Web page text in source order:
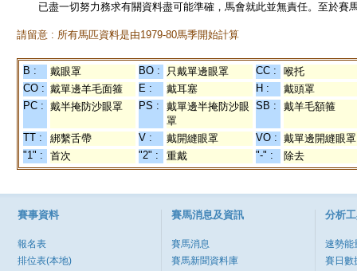
已盡一切努力務求有關資料盡可能準確，馬會就此並無責任。至於賽
請留意 : 所有馬匹資料是由1979-80馬季開始計算
B : 戴眼罩 BO : 只戴單邊眼罩 CC :
喉托
CO : 戴單邊羊毛面箍 E : 戴耳塞 H :
戴頭罩
PC : 戴半掩防沙眼罩 PS :
戴單邊半掩防沙眼
罩
SB : 戴羊毛額箍
TT : 綁繫舌帶 V : 戴開縫眼罩 VO : 戴單邊開縫眼罩
"1" :
首次 "2" : 重戴 "-" : 除去
賽事資料
報名表
排位表(本地)
賽馬消息及資訊
賽馬消息
賽馬新聞資料庫
分析
速勢能
賽日數